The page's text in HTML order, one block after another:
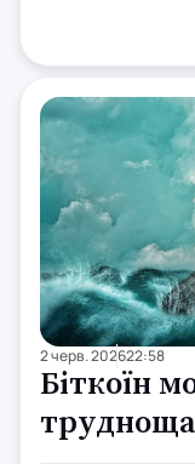
2 черв. 202622:58
Біткоїн